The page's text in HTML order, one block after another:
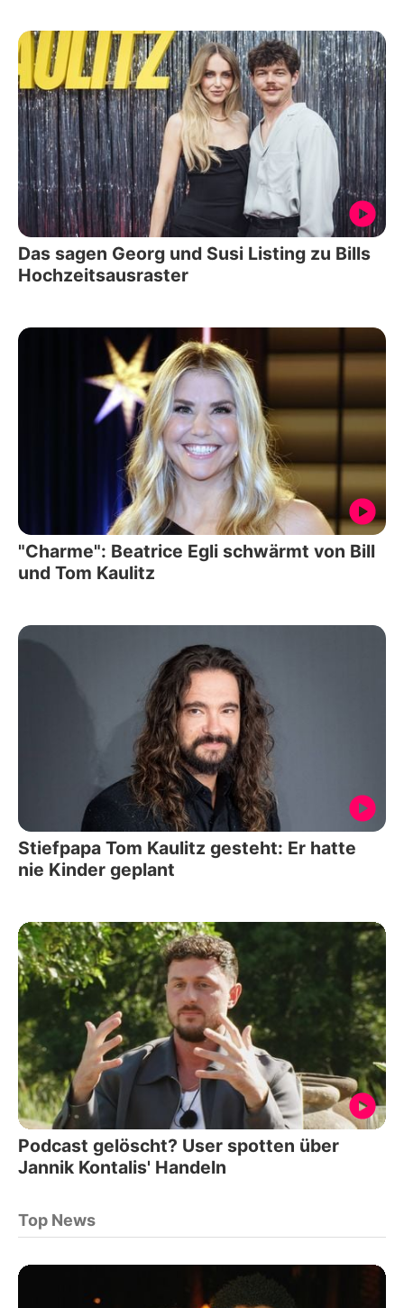
Das sagen Georg und Susi Listing zu Bills
Hochzeitsausraster
"Charme": Beatrice Egli schwärmt von Bill
und Tom Kaulitz
Stiefpapa Tom Kaulitz gesteht: Er hatte
nie Kinder geplant
Podcast gelöscht? User spotten über
Jannik Kontalis' Handeln
Top News